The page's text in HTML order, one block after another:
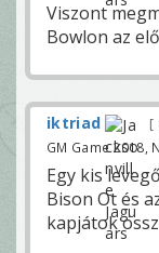
Viszont
Bowlon az
iktriad
GM Game 2018,
Egy kis
Bison Ot és
kapjátok